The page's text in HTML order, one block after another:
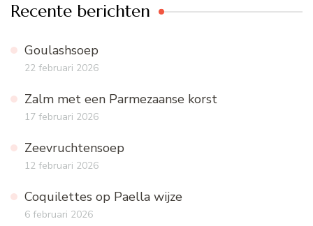
Recente berichten
Goulashsoep
22 februari 2026
Zalm met een Parmezaanse korst
17 februari 2026
Zeevruchtensoep
12 februari 2026
Coquilettes op Paella wijze
6 februari 2026